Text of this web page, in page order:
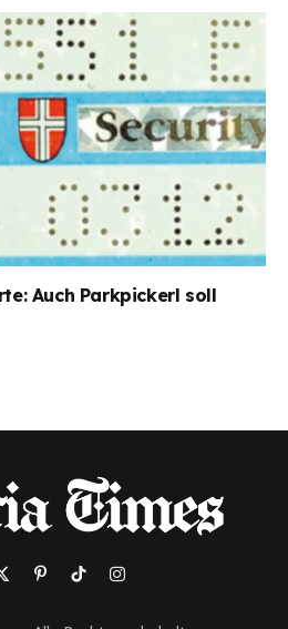
Auch Parkpickerl soll
X
PinterestTikTokInstagram